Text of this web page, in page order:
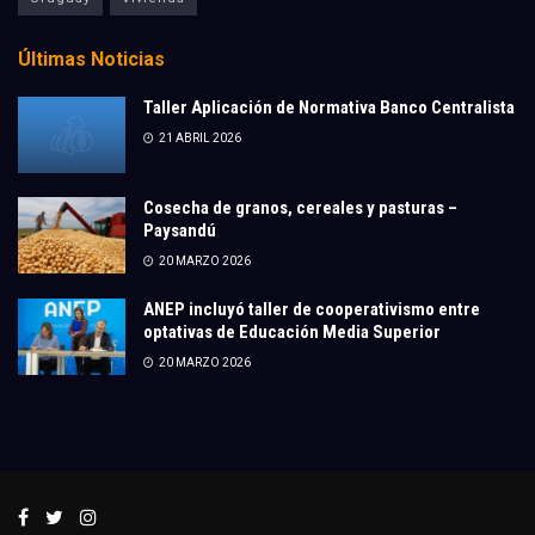
Últimas Noticias
Taller Aplicación de Normativa Banco Centralista
21 ABRIL 2026
Cosecha de granos, cereales y pasturas –
Paysandú
20 MARZO 2026
ANEP incluyó taller de cooperativismo entre
optativas de Educación Media Superior
20 MARZO 2026